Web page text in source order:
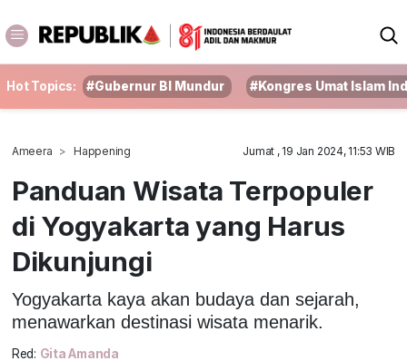
Hot Topics: #Gubernur BI Mundur #Kongres Umat Islam
Ameera Happening Jumat , 19 Jan 2024, 11:53 WIB
Panduan Wisata Terpopuler
di Yogyakarta yang Harus
Dikunjungi
Yogyakarta kaya akan budaya dan sejarah,
menawarkan destinasi wisata menarik.
Red: Gita Amanda